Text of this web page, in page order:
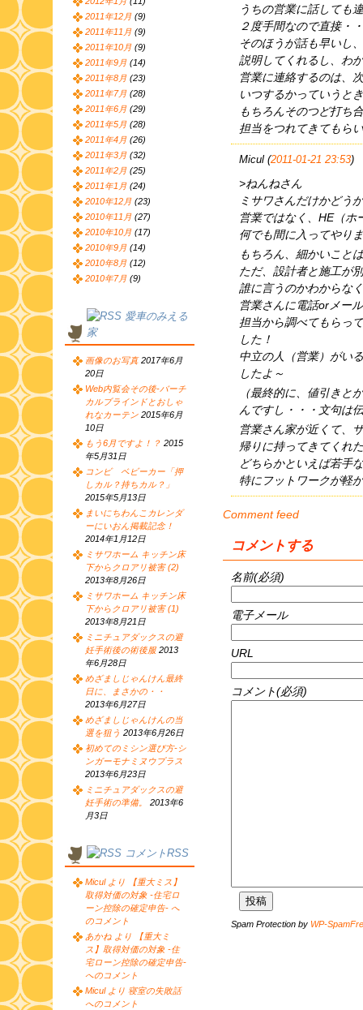
うちの営業に話しても
２度手間なので直接・
そのほうが話も早いし
説明してくれるし、わ
営業に連絡するのは、
いつするかっていうと
もちろんそのつど打ち
担当をつれてきてもら
Micul (2011-01-21 23:53)
>ねんねさん
ミサワさんだけかどう
営業ではなく、HE（ホ
何でも間に入ってやり
もちろん、細かいこと
ただ、設計者と施工が
誰に言うのかわからな
営業さんに電話orメー
担当から調べてもらっ
した！
中立の人（営業）がい
したよ～
（最終的に、値引きと
んですし・・・文句は
営業さん家が近くて、
帰りに持ってきてくれ
どちらかといえば若手
特にフットワークが軽
Comment feed
コメントする
名前(必須)
電子メール
URL
コメント(必須)
Spam Protection by WP-
2011年12月 (9)
2011年11月 (9)
2011年10月 (9)
2011年9月 (14)
2011年8月 (23)
2011年7月 (28)
2011年6月 (29)
2011年5月 (28)
2011年4月 (26)
2011年3月 (32)
2011年2月 (25)
2011年1月 (24)
2010年12月 (23)
2010年11月 (27)
2010年10月 (17)
2010年9月 (14)
2010年8月 (12)
2010年7月 (9)
愛車のみえる
家
画像のお写真 2017年6月
20日
Web内覧会その後-バーチ
カルブラインドとおしゃ
れなカーテン 2015年6月
10日
もう6月ですよ！？ 2015
年5月31日
コンビ ベビーカー「押
しカル？持ちカル？」
2015年5月13日
まいにちわんこカレンダ
ーにいおん掲載記念！
2014年1月12日
ミサワホーム キッチン床
下からクロアリ被害 (2)
2013年8月26日
ミサワホーム キッチン床
下からクロアリ被害 (1)
2013年8月21日
ミニチュアダックスの避
妊手術後の術後服 2013
年6月28日
めざましじゃんけん最終
日に、まさかの・・
2013年6月27日
めざましじゃんけんの当
選を狙う 2013年6月26日
初めてのミシン選び方-シ
ンガーモナミヌウプラス
2013年6月23日
ミニチュアダックスの避
妊手術の準備。
2013年6
月3日
コメントRSS
Micul より 【重大ミス】
取得対価の対象 -住宅ロ
ーン控除の確定申告- へ
のコメント
あかね より 【重大ミ
ス】取得対価の対象 -住
宅ローン控除の確定申告-
へのコメント
Micul より 寝室の失敗話
へのコメント